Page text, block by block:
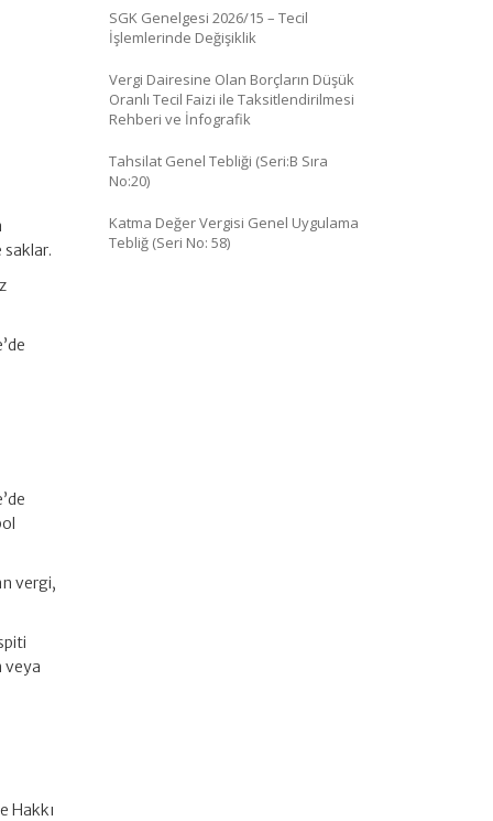
saklar.
vergi,
veya
Hakkı
SGK Genelgesi 2026/15 – Tecil
İşlemlerinde Değişiklik
Vergi Dairesine Olan Borçların Düşük
Oranlı Tecil Faizi ile Taksitlendirilmesi
Rehberi ve İnfografik
Tahsilat Genel Tebliği (Seri:B Sıra
No:20)
Katma Değer Vergisi Genel Uygulama
Tebliğ (Seri No: 58)